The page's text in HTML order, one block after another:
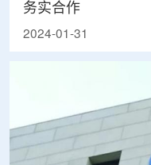
务实合作
2024-01-31